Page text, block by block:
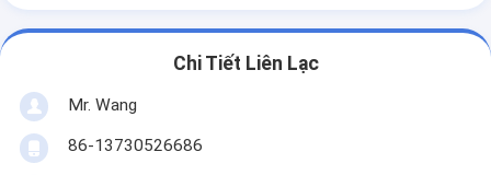
Chi Tiết Liên Lạc
Mr. Wang
86-13730526686